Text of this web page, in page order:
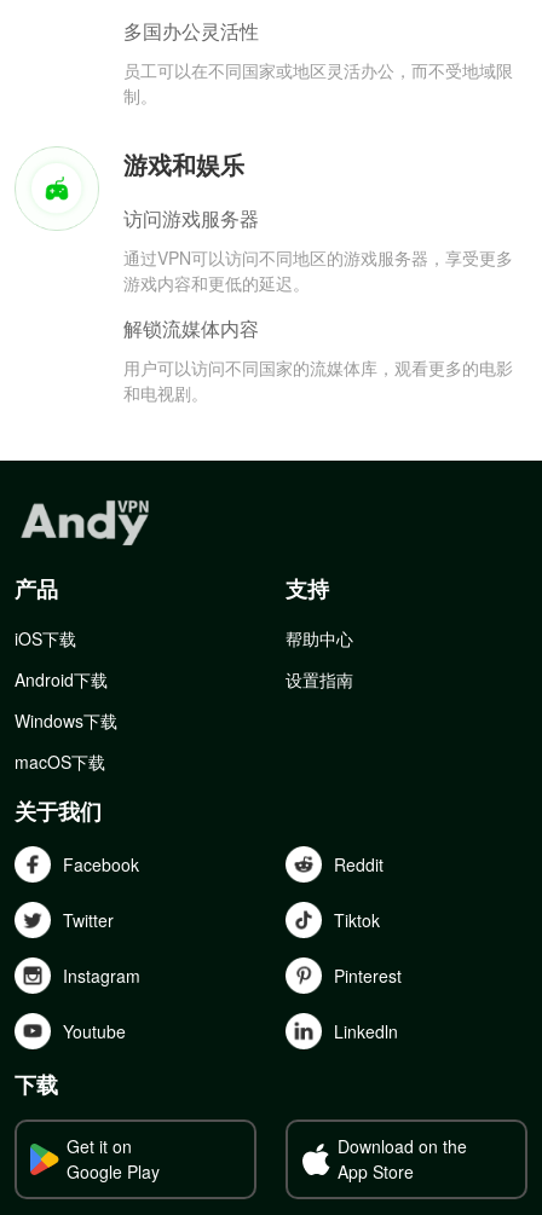
多国办公灵活性
员工可以在不同国家或地区灵活办公，而不受地域限
制。
游戏和娱乐
访问游戏服务器
通过VPN可以访问不同地区的游戏服务器，享受更多
游戏内容和更低的延迟。
解锁流媒体内容
用户可以访问不同国家的流媒体库，观看更多的电影
和电视剧。
产品
iOS下载
Android下载
Windows下载
macOS下载
支持
帮助中心
设置指南
关于我们
Facebook Reddit
Twitter Tiktok
Instagram Pinterest
Youtube Linkedln
下载
Get it on
Google Play
Download on the
App Store